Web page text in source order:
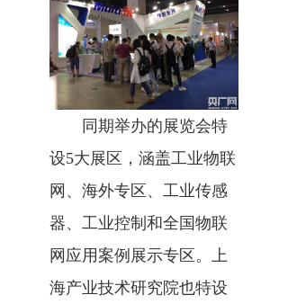
同期举办的展览会特
设5大展区，涵盖工业物联
网、海外专区、工业传感
器、工业控制和全国物联
网应用案例展示专区。上
海产业技术研究院也特设